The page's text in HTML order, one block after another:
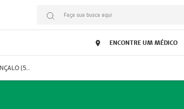
Faça sua busca aqui
ENCONTRE UM MÉDICO
Prestador OFTALMOCLÍNICA SÃO GONÇALO (55004164-2)